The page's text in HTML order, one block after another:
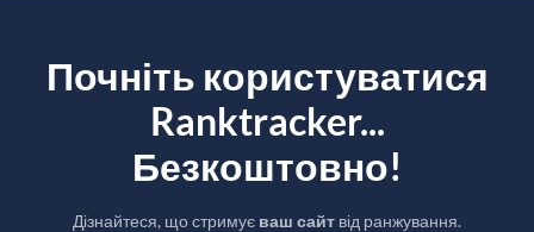
Почніть користуватися
Ranktracker...
Безкоштовно!
Дізнайтеся, що стримує ваш сайт від ранжування.